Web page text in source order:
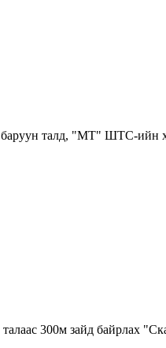
талд, "МТ" ШТС-ийн
300м зайд байрлах